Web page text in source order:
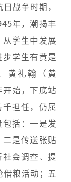
战争时期，
年，潮揭丰
学生中发展
学生有黄是
黄礼翰（黄
始，下底站
担任，仍属
括：一是发
是传送张贴
会调查、提
粮活动；五